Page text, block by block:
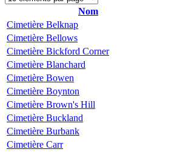
Nom
Cimetière Belknap
Cimetière Bellows
Cimetière Bickford Corner
Cimetière Blanchard
Cimetière Bowen
Cimetière Boynton
Cimetière Brown's Hill
Cimetière Buckland
Cimetière Burbank
Cimetière Carr